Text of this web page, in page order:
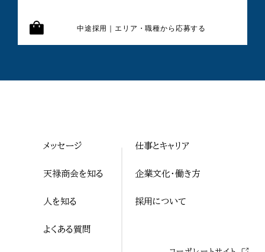
中途採用｜エリア・職種から応募する
メッセージ 仕事とキャリア
天禄商会を知る 企業文化・働き方
人を知る 採用について
よくある質問